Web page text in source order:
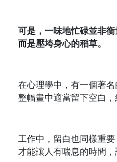
可是，一味地忙碌並非
而是壓垮身心的稻草。
在心理學中，有一個著
整幅畫中適當留下空白，
工作中，留白也同樣重
才能讓人有喘息的時間，